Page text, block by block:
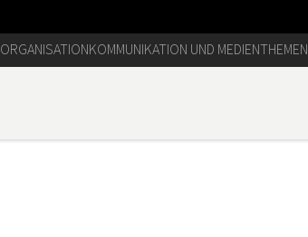
ORGANISATIONKOMMUNIKATION UND MEDIENTHEMEN